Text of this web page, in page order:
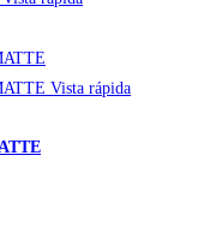
Vista rápida